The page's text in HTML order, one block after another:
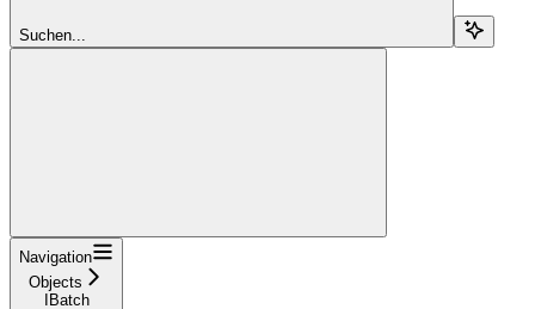
Suchen...
Navigation
Objects
IBatch